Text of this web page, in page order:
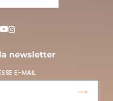
newsletter
E-MAIL